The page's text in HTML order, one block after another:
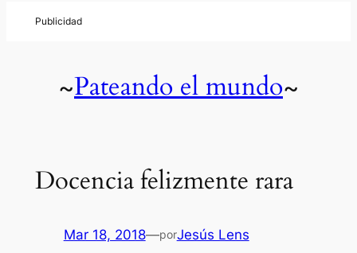
~Pateando el mundo~
Docencia felizmente rara
Mar 18, 2018—porJesús Lens